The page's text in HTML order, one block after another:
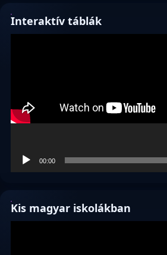
Interaktív táblák
00:00
Kis magyar iskolákban